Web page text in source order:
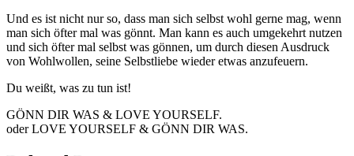
Und es ist nicht nur so, dass man sich selbst wohl gerne mag, wenn
man sich öfter mal was gönnt. Man kann es auch umgekehrt nutzen
und sich öfter mal selbst was gönnen, um durch diesen Ausdruck
von Wohlwollen, seine Selbstliebe wieder etwas anzufeuern.
Du weißt, was zu tun ist!
GÖNN DIR WAS & LOVE YOURSELF.
oder LOVE YOURSELF & GÖNN DIR WAS.